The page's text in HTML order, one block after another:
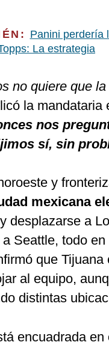
Panini perdería
La estrategia
no quiere que
la mandataria
nos
sí, sin
y
mexicana
y desplazarse a
Seattle, todo
que
al equipo,
distintas
encuadrada